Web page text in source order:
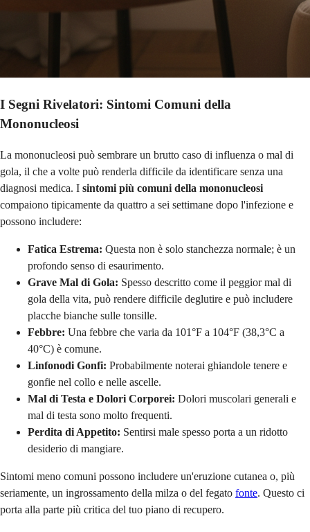
I Segni Rivelatori: Sintomi Comuni della
Mononucleosi
La mononucleosi può sembrare un brutto caso di influenza o mal di
gola, il che a volte può renderla difficile da identificare senza una
diagnosi medica. I sintomi più comuni della mononucleosi
compaiono tipicamente da quattro a sei settimane dopo l'infezione e
possono includere:
Fatica Estrema: Questa non è solo stanchezza normale; è un
profondo senso di esaurimento.
Grave Mal di Gola: Spesso descritto come il peggior mal di
gola della vita, può rendere difficile deglutire e può includere
placche bianche sulle tonsille.
Febbre: Una febbre che varia da 101°F a 104°F (38,3°C a
40°C) è comune.
Linfonodi Gonfi: Probabilmente noterai ghiandole tenere e
gonfie nel collo e nelle ascelle.
Mal di Testa e Dolori Corporei: Dolori muscolari generali e
mal di testa sono molto frequenti.
Perdita di Appetito: Sentirsi male spesso porta a un ridotto
desiderio di mangiare.
Sintomi meno comuni possono includere un'eruzione cutanea o, più
seriamente, un ingrossamento della milza o del fegato fonte. Questo ci
porta alla parte più critica del tuo piano di recupero.